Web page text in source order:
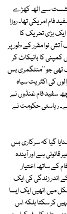
نشست سے اٹھ کھڑے
فام امریکی تھا۔ روزا
ایک بڑی تحریک کا
آتش نوا مقرر کے طور پر
کا بائیکاٹ کر
تھی جو ''منٹگمری بس
کی اکثریت سیاہ
سفید فام غنڈوں نے
ریاستی حکومت نے
گیا کہ سرکاری بس
قانونی ہے اور آیندہ
کے ساتھ اختیار
اندر زندگی کی ایک
میں انھیں ایک ایسا
کر سکتا بلکہ اس